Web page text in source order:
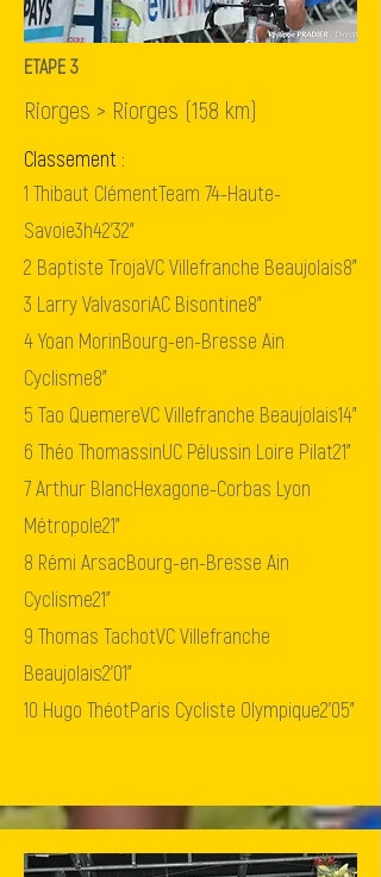
ETAPE 3
Riorges > Riorges (158 km)
Classement :
1 Thibaut ClémentTeam 74-Haute-
Savoie3h42'32"
2 Baptiste TrojaVC Villefranche Beaujolais8"
3 Larry ValvasoriAC Bisontine8"
4Yoan MorinBourg-en-Bresse Ain
Cyclisme8"
5 Tao QuemereVC Villefranche Beaujolais14"
6 Théo ThomassinUC Pélussin Loire Pilat21"
7Arthur BlancHexagone-Corbas Lyon
Métropole21"
8 Rémi ArsacBourg-en-Bresse Ain
Cyclisme21"
9 Thomas TachotVC Villefranche
Beaujolais2'01"
10 Hugo ThéotParis Cycliste Olympique2'05"